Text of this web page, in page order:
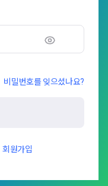
비밀번호를 잊으셨나요?
회원가입